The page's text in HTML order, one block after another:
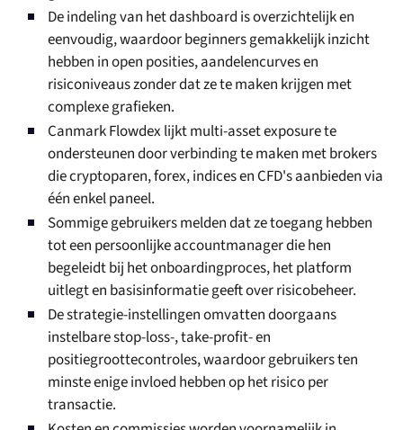
De indeling van het dashboard is overzichtelijk en
eenvoudig, waardoor beginners gemakkelijk inzicht
hebben in open posities, aandelencurves en
risiconiveaus zonder dat ze te maken krijgen met
complexe grafieken.
Canmark Flowdex lijkt multi-asset exposure te
ondersteunen door verbinding te maken met brokers
die cryptoparen, forex, indices en CFD's aanbieden via
één enkel paneel.
Sommige gebruikers melden dat ze toegang hebben
tot een persoonlijke accountmanager die hen
begeleidt bij het onboardingproces, het platform
uitlegt en basisinformatie geeft over risicobeheer.
De strategie-instellingen omvatten doorgaans
instelbare stop-loss-, take-profit- en
positiegroottecontroles, waardoor gebruikers ten
minste enige invloed hebben op het risico per
transactie.